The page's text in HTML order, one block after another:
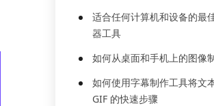
适合任何计算机和设备的最
器工具
如何从桌面和手机上的图像
如何使用字幕制作工具将文
GIF 的快速步骤